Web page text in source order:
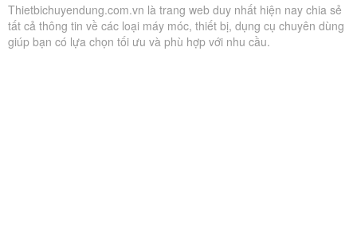
Thietbichuyendung.com.vn là trang web duy nhất hiện nay chia sẻ
tất cả thông tin về các loại máy móc, thiết bị, dụng cụ chuyên dùng
giúp bạn có lựa chọn tối ưu và phù hợp với nhu cầu.